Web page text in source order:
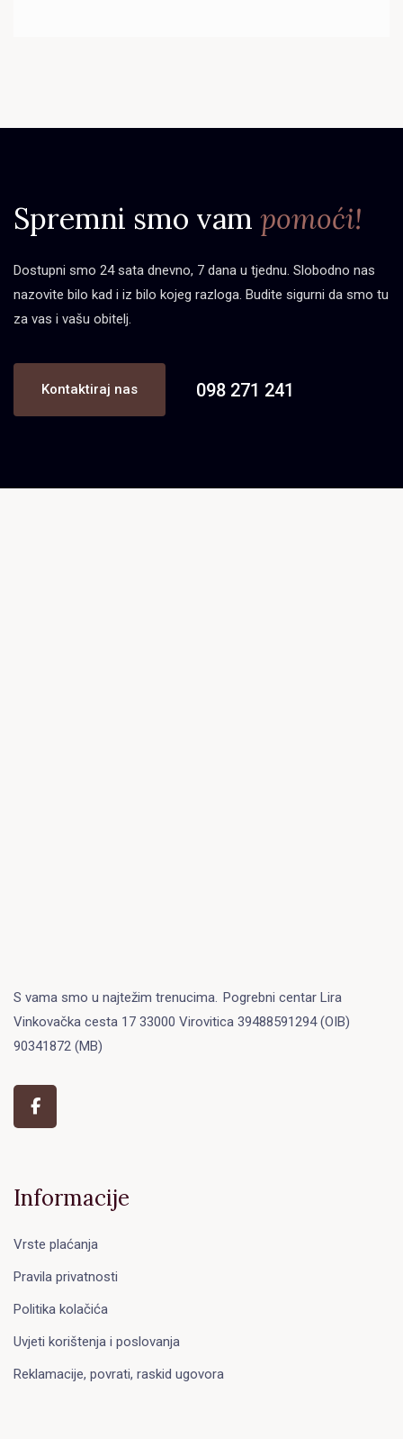
Spremni smo vam pomoći!
Dostupni smo 24 sata dnevno, 7 dana u tjednu. Slobodno nas
nazovite bilo kad i iz bilo kojeg razloga. Budite sigurni da smo tu
za vas i vašu obitelj.
Kontaktiraj nas 098 271 241
S vama smo u najtežim trenucima. Pogrebni centar Lira
Vinkovačka cesta 17 33000 Virovitica 39488591294 (OIB)
90341872 (MB)
Informacije
Vrste plaćanja
Pravila privatnosti
Politika kolačića
Uvjeti korištenja i poslovanja
Reklamacije, povrati, raskid ugovora